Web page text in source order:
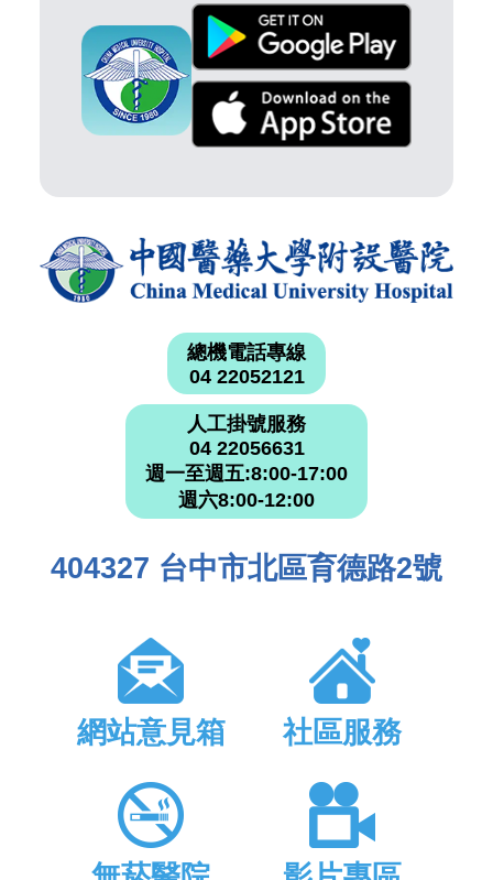
總機電話專線
04 22052121
人工掛號服務
04 22056631
週一至週五:8:00-17:00
週六8:00-12:00
404327 台中市北區育德路2號
網站意見箱 社區服務